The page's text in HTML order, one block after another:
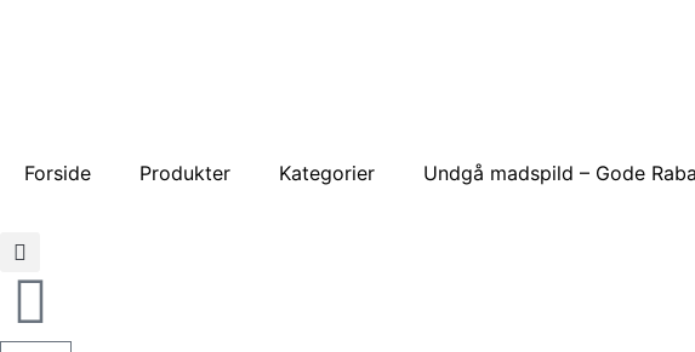
Forside Produkter Kategorier Undgå madspild – Gode